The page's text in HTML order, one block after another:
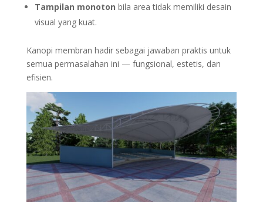
Tampilan monoton bila area tidak memiliki desain
visual yang kuat.
Kanopi membran hadir sebagai jawaban praktis untuk
semua permasalahan ini — fungsional, estetis, dan
efisien.